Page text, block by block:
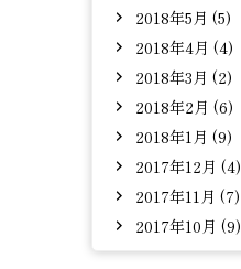
2018年5月 (5)
2018年4月 (4)
2018年3月 (2)
2018年2月 (6)
2018年1月 (9)
2017年12月 (4)
2017年11月 (7)
2017年10月 (9)